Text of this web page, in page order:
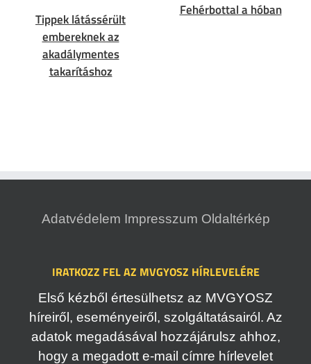
Tippek látássérült
embereknek az
akadálymentes
takarításhoz
Fehérbottal a hóban
Adatvédelem Impresszum Oldaltérkép
IRATKOZZ FEL AZ MVGYOSZ HÍRLEVELÉRE
Első kézből értesülhetsz az MVGYOSZ
híreiről, eseményeiről, szolgáltatásairól. Az
adatok megadásával hozzájárulsz ahhoz,
hogy a megadott e-mail címre hírlevelet